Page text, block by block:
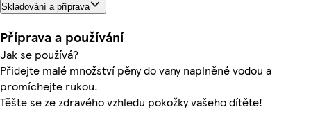
Skladování a příprava
Příprava a používání
Jak se používá?
Přidejte malé množství pěny do vany naplněné vodou a
promíchejte rukou.
Těšte se ze zdravého vzhledu pokožky vašeho dítěte!